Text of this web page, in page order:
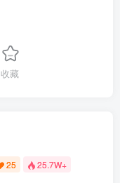
收藏
25 25.7W+